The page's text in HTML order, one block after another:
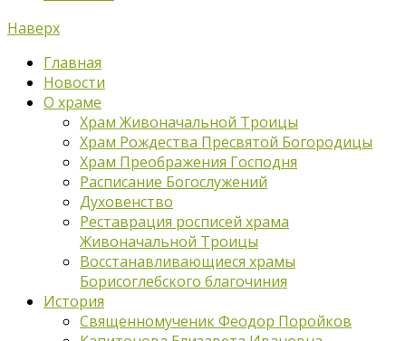
Наверх
Главная
Новости
О храме
Храм Живоначальной Троицы
Храм Рождества Пресвятой Богородицы
Храм Преображения Господня
Расписание Богослужений
Духовенство
Реставрация росписей храма
Живоначальной Троицы
Восстанавливающиеся храмы
Борисоглебского благочиния
История
Священномученик Феодор Поройков